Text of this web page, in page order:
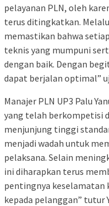
pelayanan PLN, oleh
terus ditingkatkan.
memastikan bahwa
teknis yang mumpuni
dengan baik. Dengan
dapat berjalan optimal”
Manajer PLN UP3 Palu
yang telah berkompetisi
menjunjung tinggi
menjadi wadah untuk
pelaksana. Selain
ini diharapkan terus
pentingnya keselamatan
kepada pelanggan” tutur